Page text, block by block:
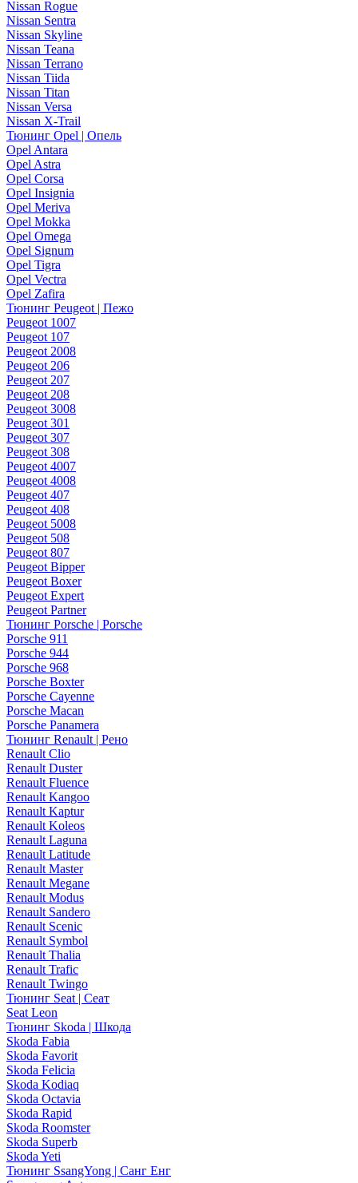
Nissan Rogue
Nissan Sentra
Nissan Skyline
Nissan Teana
Nissan Terrano
Nissan Tiida
Nissan Titan
Nissan Versa
Nissan X-Trail
Тюнинг Opel | Опель
Opel Antara
Opel Astra
Opel Corsa
Opel Insignia
Opel Meriva
Opel Mokka
Opel Omega
Opel Signum
Opel Tigra
Opel Vectra
Opel Zafira
Тюнинг Peugeot | Пежо
Peugeot 1007
Peugeot 107
Peugeot 2008
Peugeot 206
Peugeot 207
Peugeot 208
Peugeot 3008
Peugeot 301
Peugeot 307
Peugeot 308
Peugeot 4007
Peugeot 4008
Peugeot 407
Peugeot 408
Peugeot 5008
Peugeot 508
Peugeot 807
Peugeot Bipper
Peugeot Boxer
Peugeot Expert
Peugeot Partner
Тюнинг Porsche | Porsche
Porsche 911
Porsche 944
Porsche 968
Porsche Boxter
Porsche Cayenne
Porsche Macan
Porsche Panamera
Тюнинг Renault | Рено
Renault Clio
Renault Duster
Renault Fluence
Renault Kangoo
Renault Kaptur
Renault Koleos
Renault Laguna
Renault Latitude
Renault Master
Renault Megane
Renault Modus
Renault Sandero
Renault Scenic
Renault Symbol
Renault Thalia
Renault Trafic
Renault Twingo
Тюнинг Seat | Сеат
Seat Leon
Тюнинг Skoda | Шкода
Skoda Fabia
Skoda Favorit
Skoda Felicia
Skoda Kodiaq
Skoda Octavia
Skoda Rapid
Skoda Roomster
Skoda Superb
Skoda Yeti
Тюнинг SsangYong | Санг Енг